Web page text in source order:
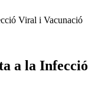
Viral i Vacunació
a la Infecció